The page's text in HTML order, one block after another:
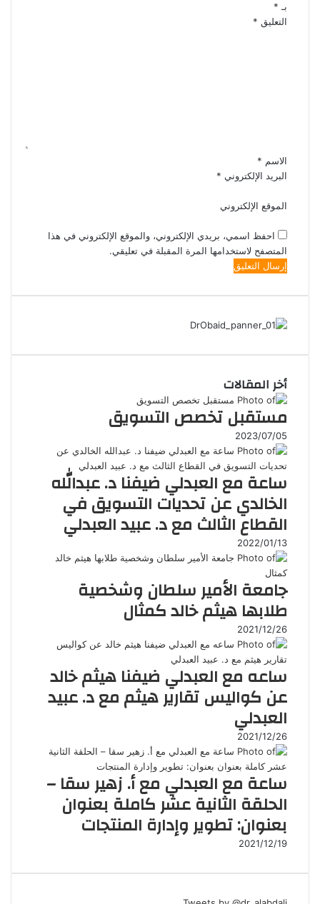
بـ *
التعليق *
الاسم *
البريد الإلكتروني *
الموقع الإلكتروني
احفظ اسمي، بريدي الإلكتروني، والموقع الإلكتروني في هذا
المتصفح لاستخدامها المرة المقبلة في تعليقي.
أخر المقالات
مستقبل تخصص التسويق
2023/07/05
ساعة مع العبدلي ضيفنا د. عبدالله
الخالدي عن تحديات التسويق في
القطاع الثالث مع د. عبيد العبدلي
2022/01/13
جامعة الأمير سلطان وشخصية
طلابها هيثم خالد كمثال
2021/12/26
ساعه مع العبدلي ضيفنا هيثم خالد
عن كواليس تقارير هيثم مع د. عبيد
العبدلي
2021/12/26
ساعة مع العبدلي مع أ. زهير سقا –
الحلقة الثانية عشر كاملة بعنوان
بعنوان: تطوير وإدارة المنتجات
2021/12/19